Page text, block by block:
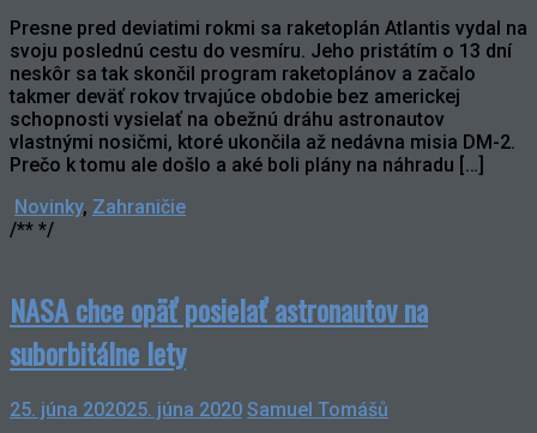
Presne pred deviatimi rokmi sa raketoplán Atlantis vydal na
svoju poslednú cestu do vesmíru. Jeho pristátím o 13 dní
neskôr sa tak skončil program raketoplánov a začalo
takmer deväť rokov trvajúce obdobie bez americkej
schopnosti vysielať na obežnú dráhu astronautov
vlastnými nosičmi, ktoré ukončila až nedávna misia DM-2.
Prečo k tomu ale došlo a aké boli plány na náhradu […]
Novinky, Zahraničie
/** */
NASA chce opäť posielať astronautov na
suborbitálne lety
25. júna 202025. júna 2020 Samuel Tomášů